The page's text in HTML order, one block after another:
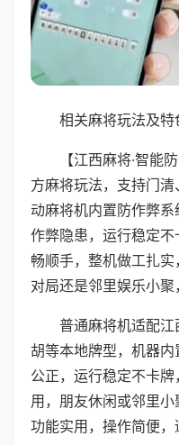
相关麻将玩法及特
【江西麻将·智能
方麻将玩法，支持门
动麻将机内置防作弊
作弊隐患，运行稳定
畅顺手，整机做工扎
对局还是邻里娱乐小聚
普通麻将机适配
胡等本地牌型，机器
公正，运行稳定不卡
用，朋友休闲或邻里
功能实用，操作简便，